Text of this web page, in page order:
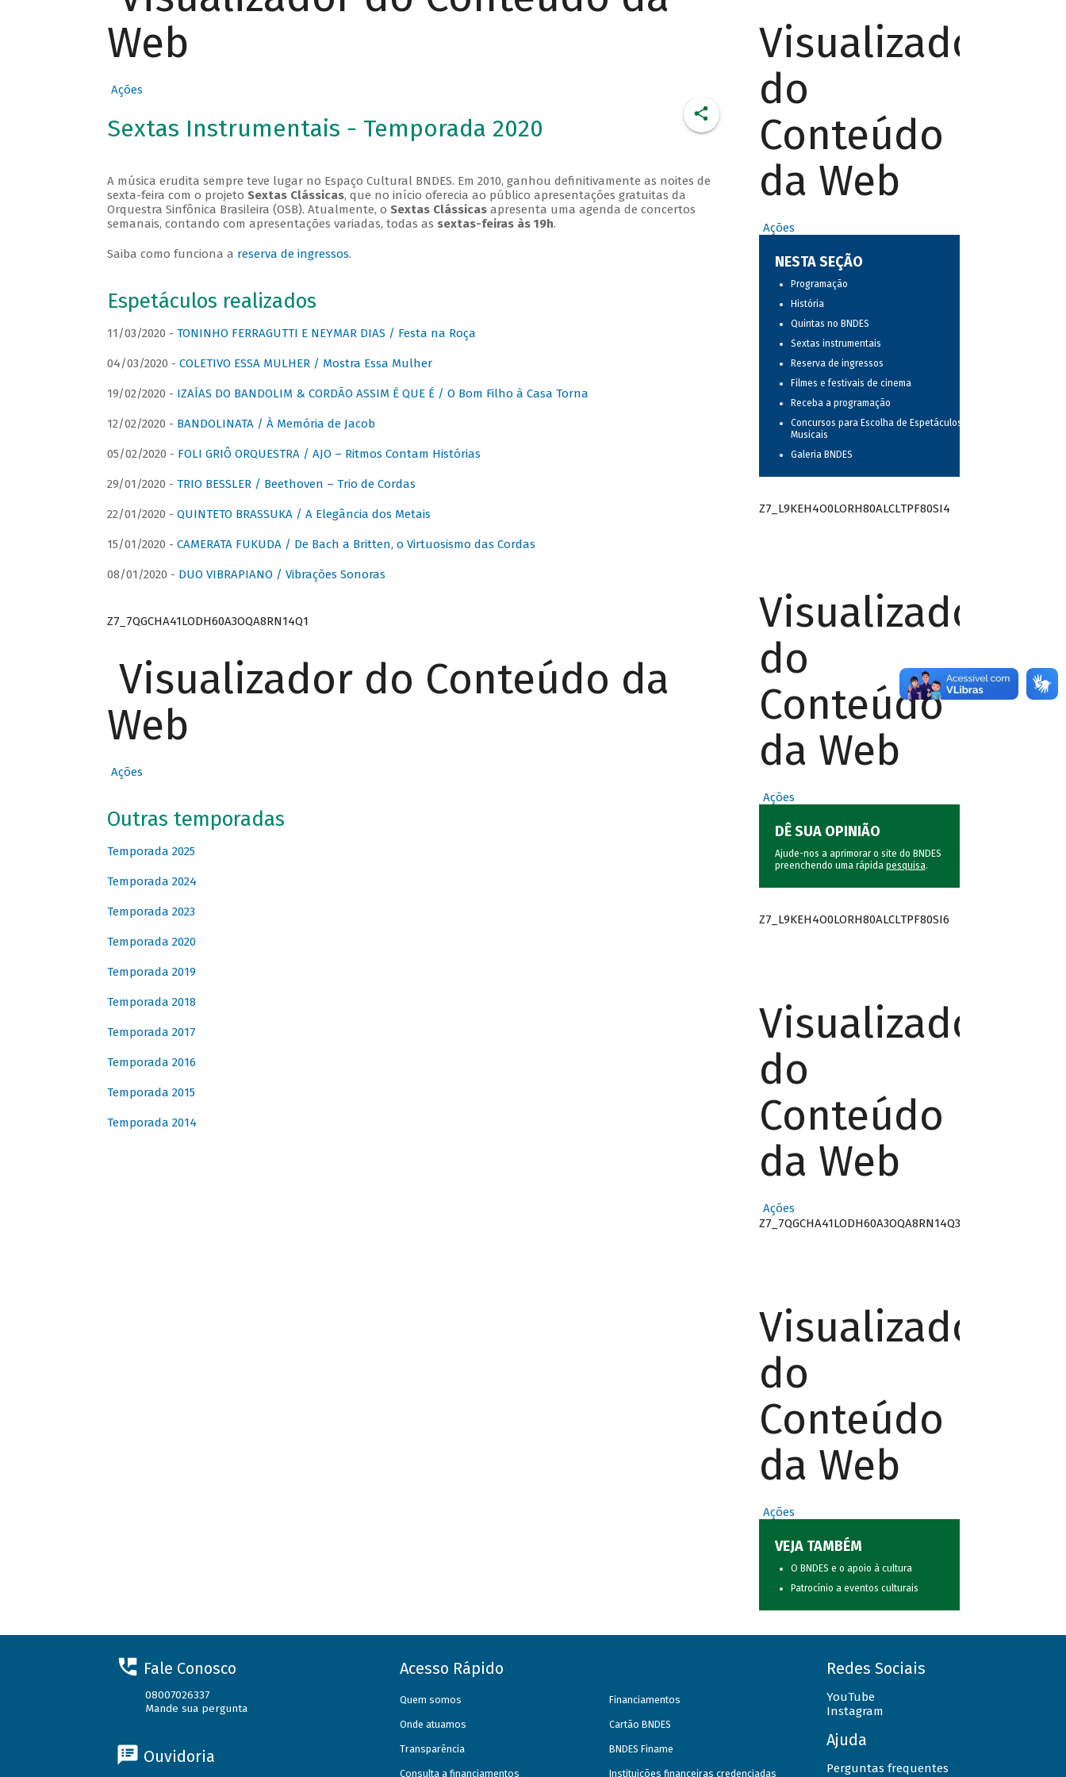
Web
Ações
Sextas Instrumentais - Temporada 2020
A música erudita sempre teve lugar no Espaço Cultural BNDES. Em 2010, ganhou definitivamente as noites de
sexta-feira com o projeto Sextas Clássicas, que no início oferecia ao público apresentações gratuitas da
Orquestra Sinfônica Brasileira (OSB). Atualmente, o Sextas Clássicasapresenta uma agenda de concertos
semanais, contando com apresentações variadas, todas as sextas-feiras às 19h.
Saiba como funciona a reserva de ingressos.
Espetáculos realizados
11/03/2020 - TONINHO FERRAGUTTI E NEYMAR DIAS / Festa na Roça
04/03/2020 - COLETIVO ESSA MULHER / Mostra Essa Mulher
19/02/2020 - IZAÍAS DO BANDOLIM & CORDÃO ASSIM É QUE É / O Bom Filho à Casa Torna
12/02/2020 - BANDOLINATA / À Memória de Jacob
05/02/2020 - FOLI GRIÔ ORQUESTRA / AJO – Ritmos Contam Histórias
29/01/2020 - TRIO BESSLER / Beethoven – Trio de Cordas
22/01/2020 - QUINTETO BRASSUKA / A Elegância dos Metais
15/01/2020 - CAMERATA FUKUDA / De Bach a Britten, o Virtuosismo das Cordas
08/01/2020 - DUO VIBRAPIANO / Vibrações Sonoras
Z7_7QGCHA41LODH60A3OQA8RN14Q1
Visualizador do Conteúdo da
Web
Ações
Outras temporadas
Temporada 2025
Temporada 2024
Temporada 2023
Temporada 2020
Temporada 2019
Temporada 2018
Temporada 2017
Temporada 2016
Temporada 2015
Temporada 2014
Visualizador
do
Conteúdo
da Web
Ações
NESTA SEÇÃO
Programação
História
Quintas no BNDES
Sextas instrumentais
Reserva de ingressos
Filmes e festivais de cinema
Receba a programação
Concursos para Escolha de Espetáculos
Musicais
Galeria BNDES
Z7_L9KEH4O0LORH80ALCLTPF80SI4
Visualizador
do
Conteúdo
da Web
Ações
DÊ SUA OPINIÃO
Ajude-nos a aprimorar o site do BNDES
preenchendo uma rápida pesquisa.
Z7_L9KEH4O0LORH80ALCLTPF80SI6
Visualizador
do
Conteúdo
da Web
Ações
Z7_7QGCHA41LODH60A3OQA8RN14Q3
Visualizador
do
Conteúdo
da Web
Ações
VEJA TAMBÉM
O BNDES e o apoio à cultura
Patrocínio a eventos culturais
Fale Conosco
08007026337
Mande sua pergunta
Ouvidoria
Acesso Rápido
Quem somos
Onde atuamos
Transparência
Consulta a financiamentos
Financiamentos
Cartão BNDES
BNDES Finame
Instituições financeiras credenciadas
Redes Sociais
YouTube
Instagram
Ajuda
Perguntas frequentes